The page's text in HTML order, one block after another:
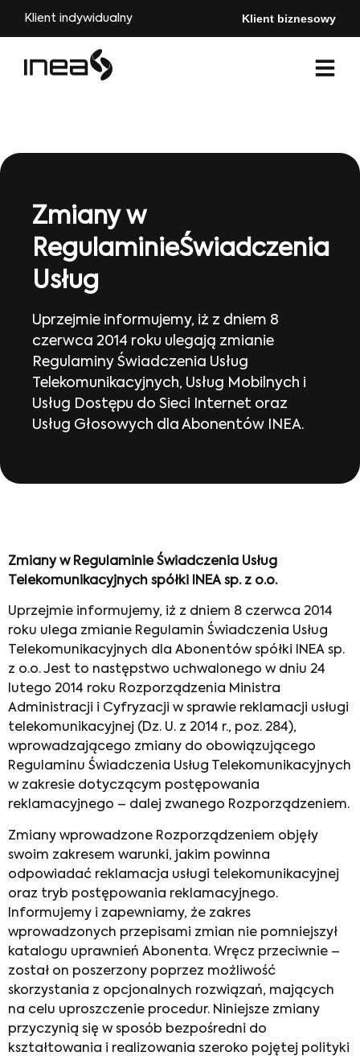
Klient indywidualny Klient biznesowy
Zmiany w
RegulaminieŚwiadczenia
Usług
Uprzejmie informujemy, iż z dniem 8
czerwca 2014 roku ulegają zmianie
Regulaminy Świadczenia Usług
Telekomunikacyjnych, Usług Mobilnych i
Usług Dostępu do Sieci Internet oraz
Usług Głosowych dla Abonentów INEA.
Zmiany w Regulaminie Świadczenia Usług
Telekomunikacyjnych spółki INEA sp. z o.o.
Uprzejmie informujemy, iż z dniem 8 czerwca 2014
roku ulega zmianie Regulamin Świadczenia Usług
Telekomunikacyjnych dla Abonentów spółki INEA sp.
z o.o. Jest to następstwo uchwalonego w dniu 24
lutego 2014 roku Rozporządzenia Ministra
Administracji i Cyfryzacji w sprawie reklamacji usługi
telekomunikacyjnej (Dz. U. z 2014 r., poz. 284),
wprowadzającego zmiany do obowiązującego
Regulaminu Świadczenia Usług Telekomunikacyjnych
w zakresie dotyczącym postępowania
reklamacyjnego – dalej zwanego Rozporządzeniem.
Zmiany wprowadzone Rozporządzeniem objęły
swoim zakresem warunki, jakim powinna
odpowiadać reklamacja usługi telekomunikacyjnej
oraz tryb postępowania reklamacyjnego.
Informujemy i zapewniamy, że zakres
wprowadzonych przepisami zmian nie pomniejszył
katalogu uprawnień Abonenta. Wręcz przeciwnie –
został on poszerzony poprzez możliwość
skorzystania z opcjonalnych rozwiązań, mających
na celu uproszczenie procedur. Niniejsze zmiany
przyczynią się w sposób bezpośredni do
kształtowania i realizowania szeroko pojętej polityki